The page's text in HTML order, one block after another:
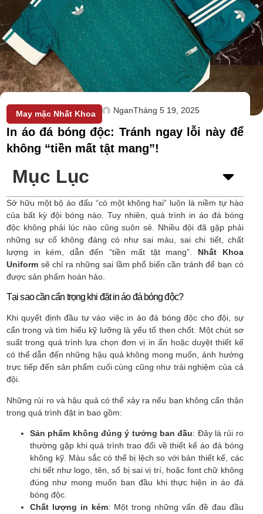
May mặc Nhất Khoa NganTháng 5 19, 2025
In áo đá bóng độc: Tránh ngay lỗi này để
không “tiền mất tật mang”!
Mục Lục
Sở hữu một bộ áo đấu “có một không hai” luôn là niềm tự hào
của bất kỳ đội bóng nào. Tuy nhiên, quá trình in áo đá bóng
độc không phải lúc nào cũng suôn sẻ. Nhiều đội đã gặp phải
những sự cố không đáng có như sai màu, sai chi tiết, chất
lượng in kém, dẫn đến “tiền mất tật mang”. Nhất Khoa
Uniform sẽ chỉ ra những sai lầm phổ biến cần tránh để bạn có
được sản phẩm hoàn hảo.
Tại sao cần cẩn trọng khi đặt in áo đá bóng độc?
Khi quyết định đầu tư vào việc in áo đá bóng độc cho đội, sự
cẩn trọng và tìm hiểu kỹ lưỡng là yếu tố then chốt. Một chút sơ
suất trong quá trình lựa chọn đơn vị in ấn hoặc duyệt thiết kế
có thể dẫn đến những hậu quả không mong muốn, ảnh hưởng
trực tiếp đến sản phẩm cuối cùng cũng như trải nghiệm của cả
đội.
Những rủi ro và hậu quả có thể xảy ra nếu bạn không cẩn thận
trong quá trình đặt in bao gồm:
Sản phẩm không đúng ý tưởng ban đầu: Đây là rủi ro
thường gặp khi quá trình trao đổi về thiết kế áo đá bóng
không kỹ. Màu sắc có thể bị lệch so với bản thiết kế, các
chi tiết như logo, tên, số bị sai vị trí, hoặc font chữ không
đúng như mong muốn ban đầu khi thực hiện in áo đá
bóng độc.
Chất lượng in kém: Một trong những vấn đề đau đầu